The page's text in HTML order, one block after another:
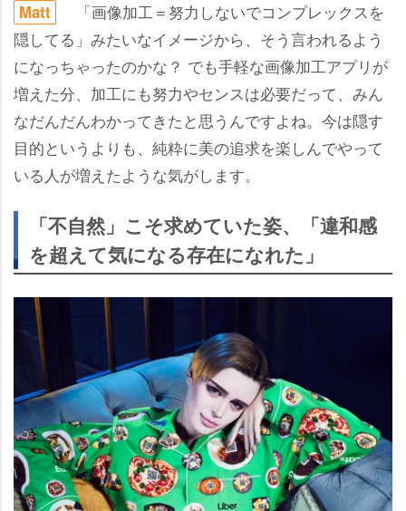
Matt
「画像加工＝努力しないでコンプレックスを
隠してる」みたいなイメージから、そう言われるよう
になっちゃったのかな？ でも手軽な画像加工アプリが
増えた分、加工にも努力やセンスは必要だって、みん
なだんだんわかってきたと思うんですよね。今は隠す
目的というよりも、純粋に美の追求を楽しんでやって
いる人が増えたような気がします。
「不自然」こそ求めていた姿、「違和感
を超えて気になる存在になれた」